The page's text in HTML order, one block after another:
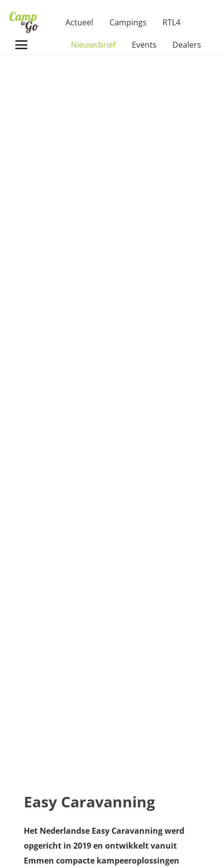
Actueel Campings RTL4
Nieuwsbrief Events Dealers
Easy Caravanning
Het Nederlandse Easy Caravanning werd
opgericht in 2019 en ontwikkelt vanuit
Emmen compacte kampeeroplossingen